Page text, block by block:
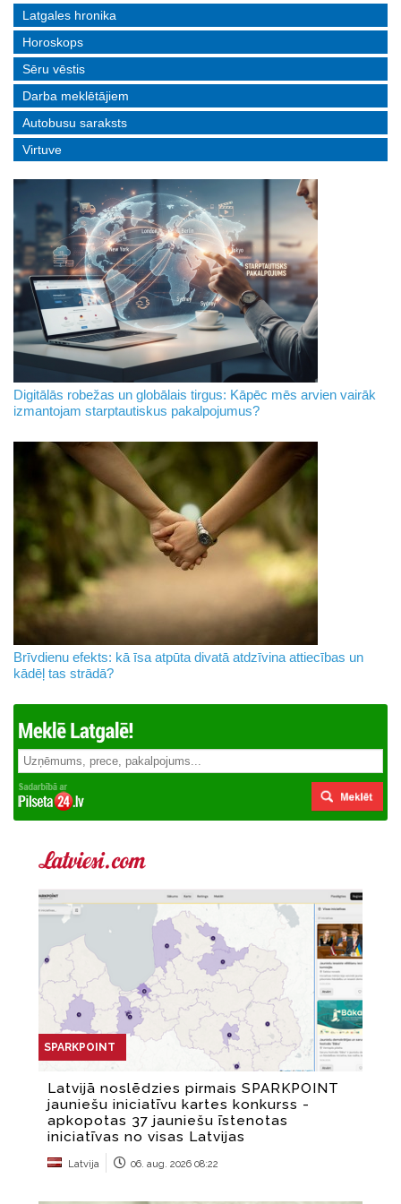
Latgales hronika
Horoskops
Sēru vēstis
Darba meklētājiem
Autobusu saraksts
Virtuve
Digitālās robežas un globālais tirgus: Kāpēc mēs arvien vairāk
izmantojam starptautiskus pakalpojumus?
Brīvdienu efekts: kā īsa atpūta divatā atdzīvina attiecības un
kādēļ tas strādā?